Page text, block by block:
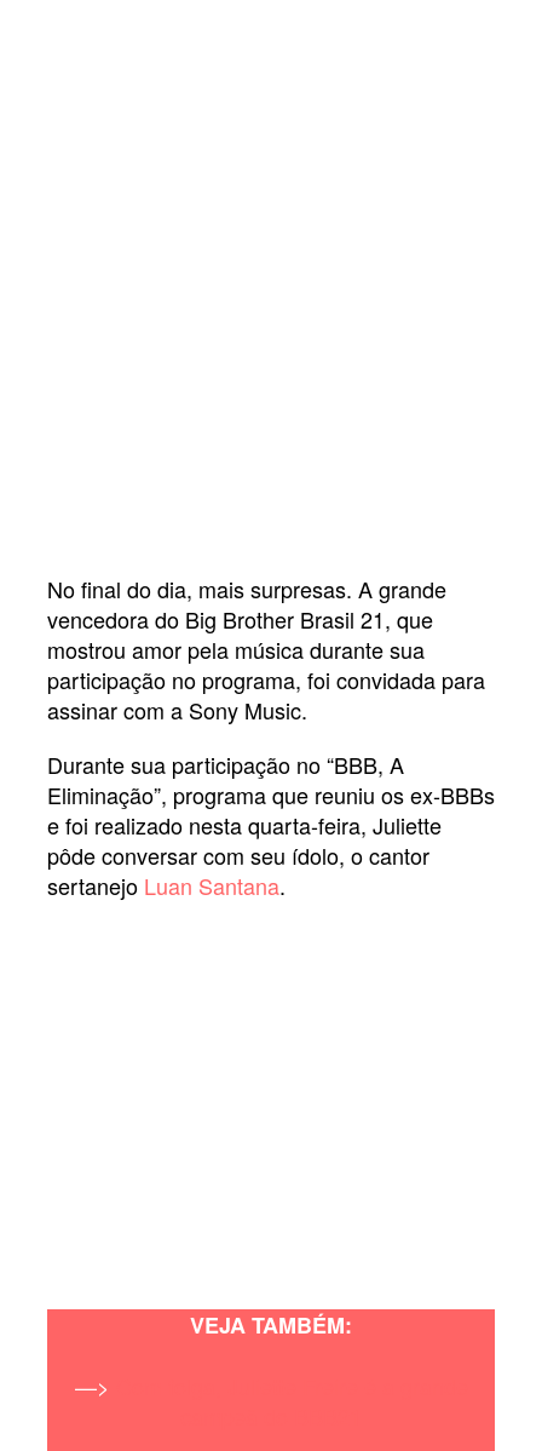
No final do dia, mais surpresas. A grande
vencedora do Big Brother Brasil 21, que
mostrou amor pela música durante sua
participação no programa, foi convidada para
assinar com a Sony Music.
Durante sua participação no “BBB, A
Eliminação”, programa que reuniu os ex-BBBs
e foi realizado nesta quarta-feira, Juliette
pôde conversar com seu ídolo, o cantor
sertanejo Luan Santana.
VEJA TAMBÉM:
—>